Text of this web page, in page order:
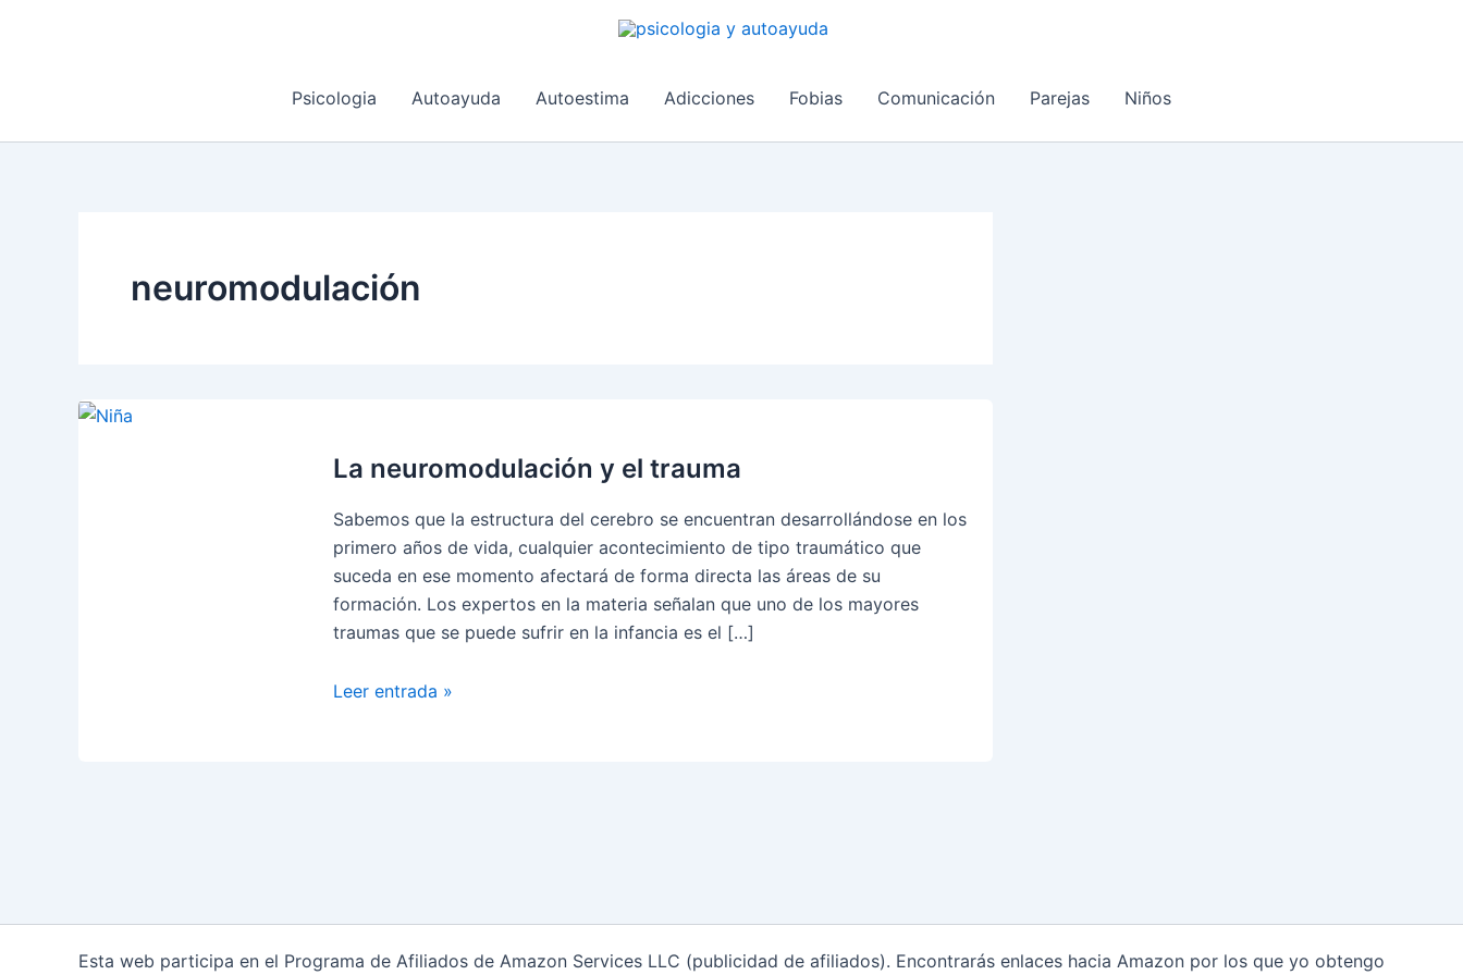
Psicologia
Autoayuda Autoestima Adicciones Fobias Comunicación Parejas Niños
neuromodulación
La neuromodulación y el trauma
Sabemos que la estructura del cerebro se encuentran desarrollándose en los
primero años de vida, cualquier acontecimiento de tipo traumático que
suceda en ese momento afectará de forma directa las áreas de su
formación. Los expertos en la materia señalan que uno de los mayores
traumas que se puede sufrir en la infancia es el […]
La
Leer entrada »
Esta web participa en el Programa de Afiliados de Amazon Services LLC (publicidad de afiliados). Encontrarás enlaces hacia Amazon por los que yo obtengo